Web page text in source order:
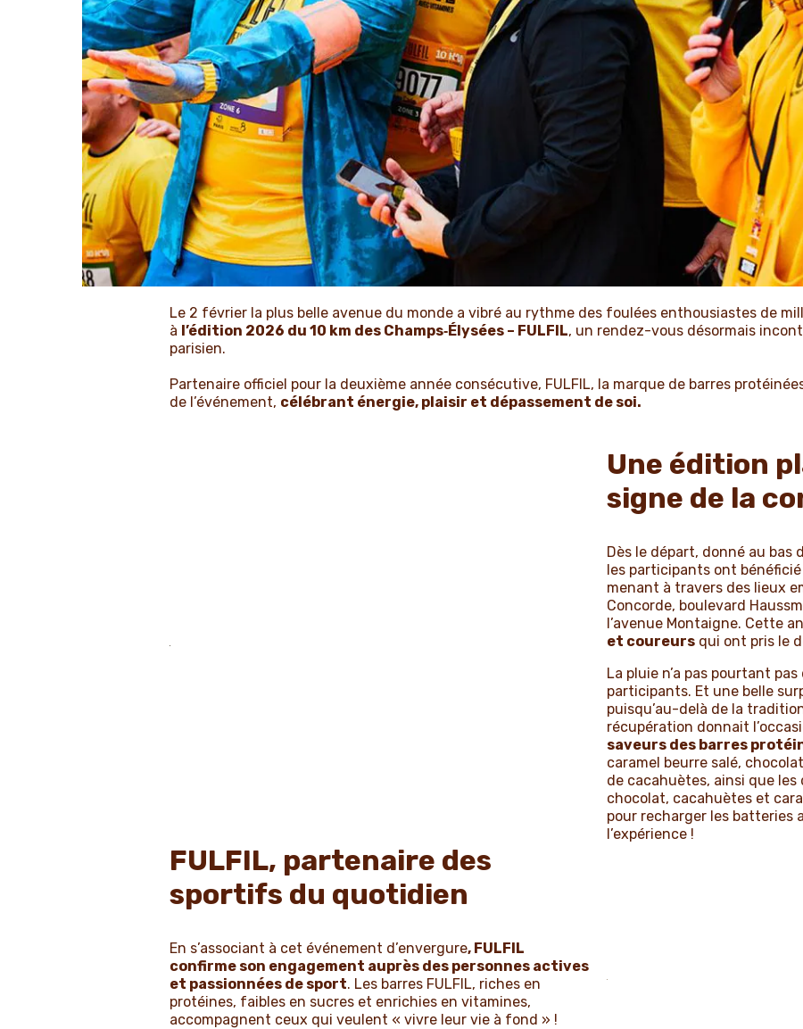
Le 2 février la plus belle avenue du monde a vibré au rythme des foulées enthousiastes de
à l’édition 2026 du 10 km des Champs‑Élysées – FULFIL, un rendez-vous désormais
parisien.
Partenaire officiel pour la deuxième année consécutive, FULFIL, la marque de barres
de l’événement, célébrant énergie, plaisir et dépassement de soi.
Une édition
signe de la
Dès le départ, donné au bas
les participants ont bénéficié
menant à travers des lieux
Concorde, boulevard
l’avenue Montaigne. Cette
et coureurs qui ont pris le
La pluie n’a pas pourtant
participants. Et une belle
puisqu’au-delà de la
récupération donnait
saveurs des barres
caramel beurre salé,
de cacahuètes, ainsi que
chocolat, cacahuètes et
pour recharger les batteries
l’expérience !
FULFIL, partenaire des
sportifs du quotidien
En s’associant à cet événement d’envergure, FULFIL
confirme son engagement auprès des personnes actives
et passionnées de sport. Les barres FULFIL, riches en
protéines, faibles en sucres et enrichies en vitamines,
accompagnent ceux qui veulent « vivre leur vie à fond » !